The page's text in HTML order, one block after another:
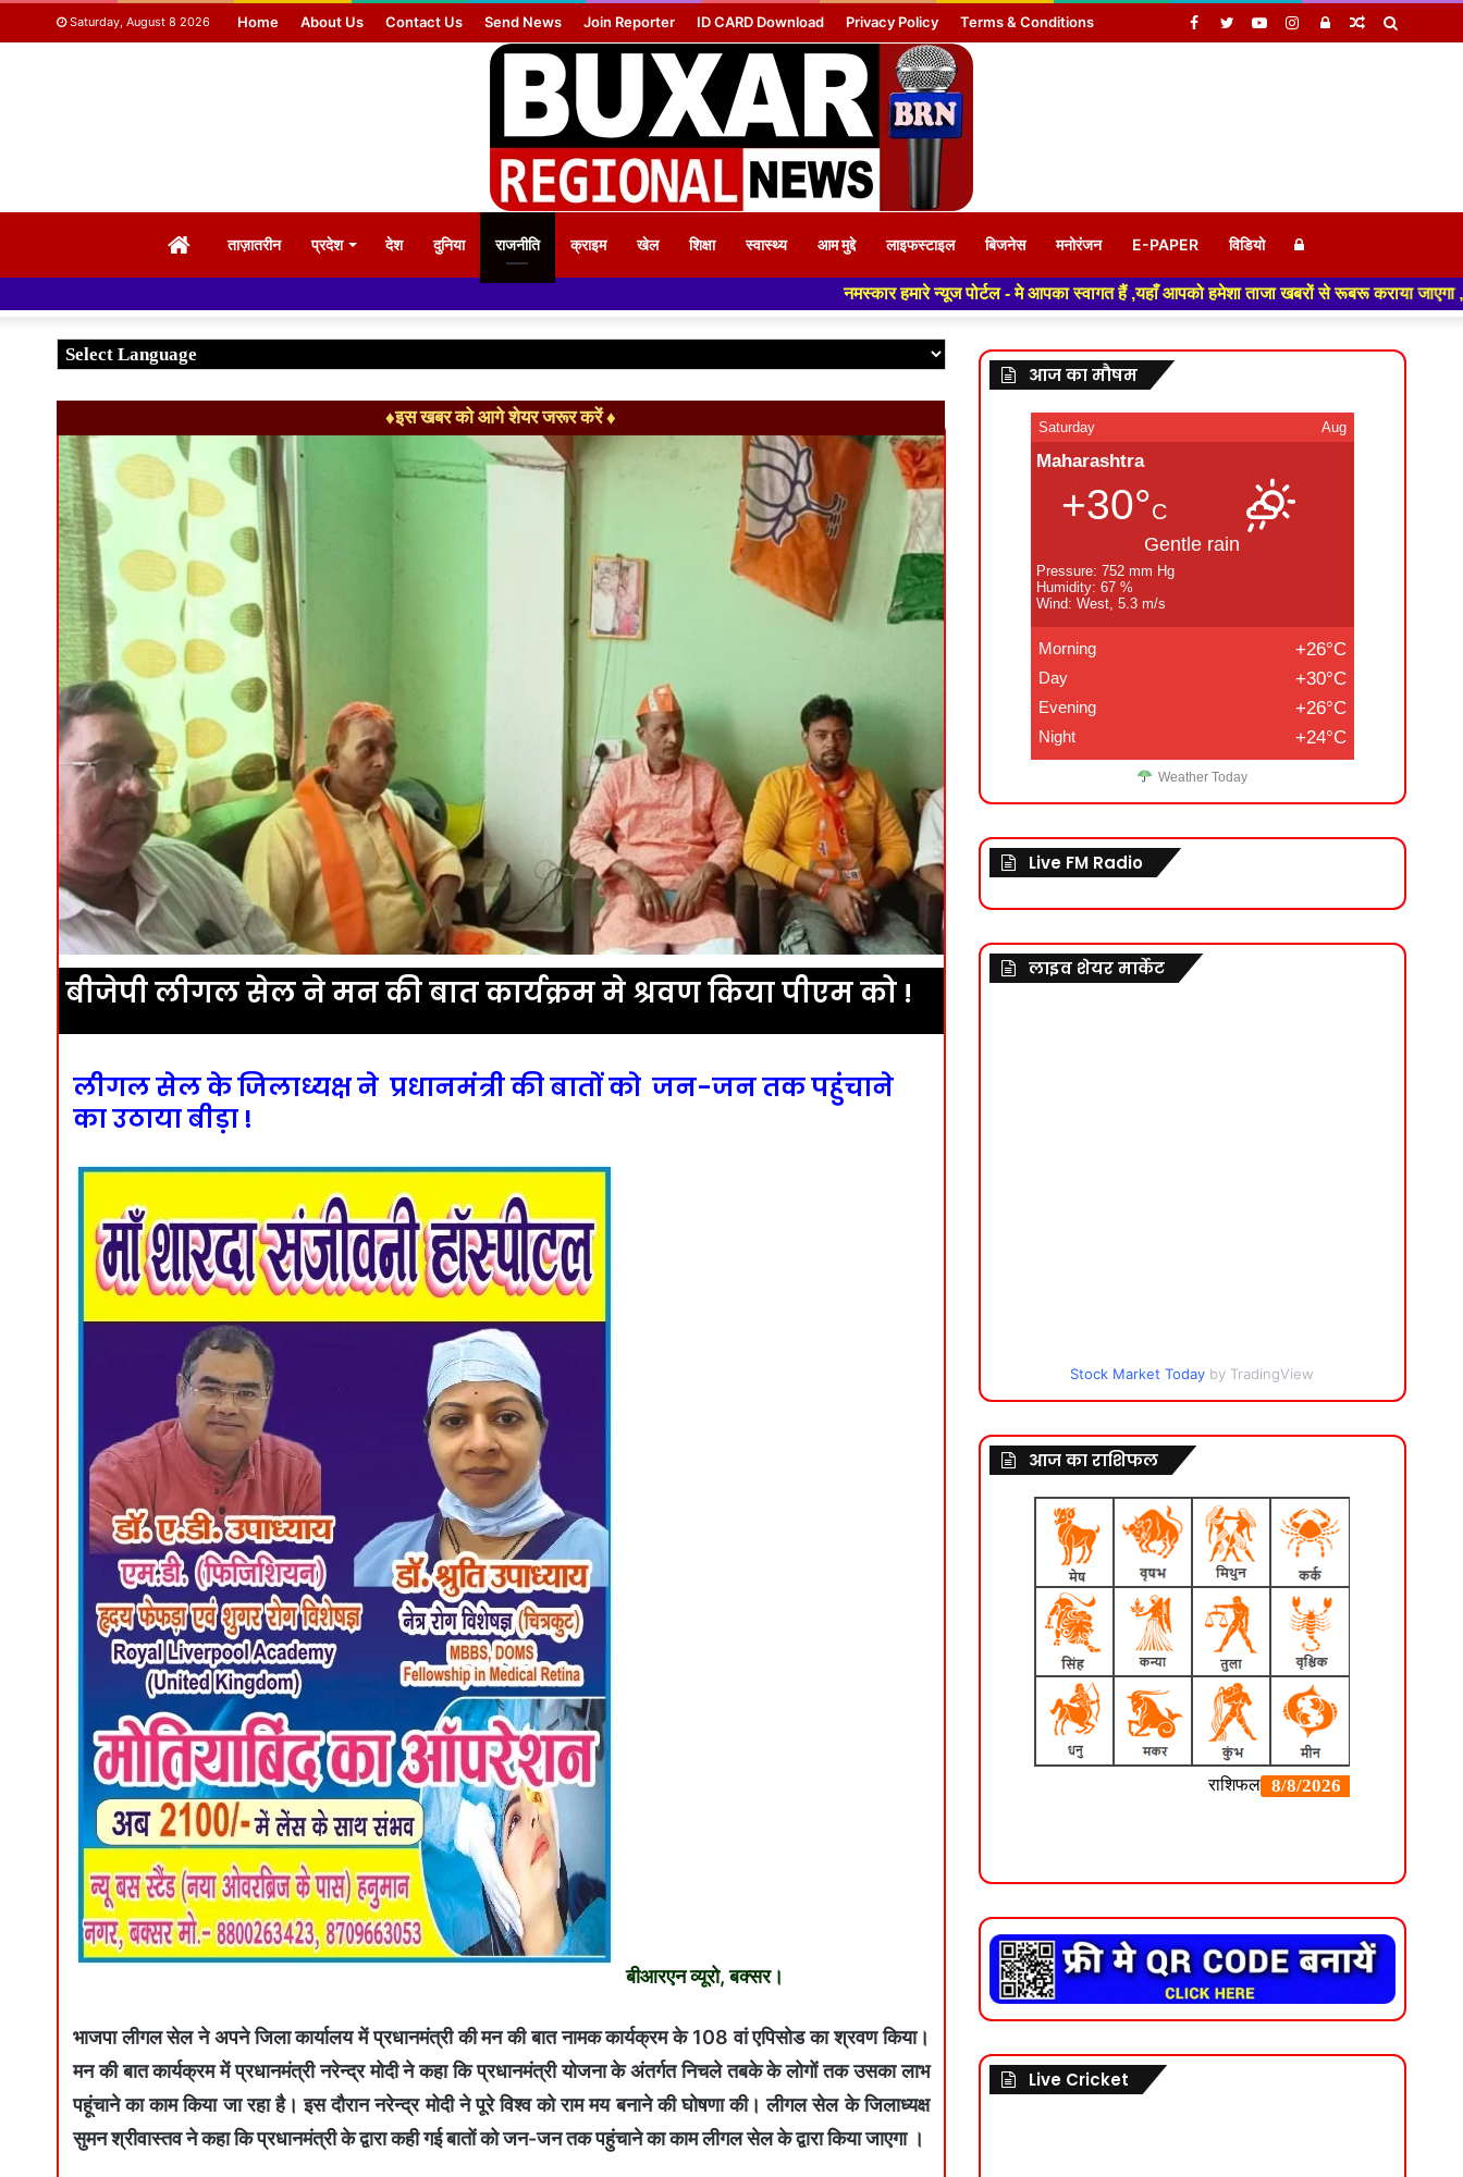
Saturday, August 8 2026 Home About Us Contact Us Send News Join Reporter ID CARD Download Privacy Policy Terms & Conditions Random
Log
Instagram
YouTube
Twitter
Facebook
HOMEताज़ातरीन प्रदेश देश दुनिया राजनीति क्राइम खेल शिक्षा स्वास्थ्य आम मुद्दे लाइफस्टाइल बिजनेस मनोरंजन E-PAPER विडियो Log
In
नमस्कार हमारे न्यूज पोर्टल - मे आपका स्वागत हैं ,यहाँ आपको हमेशा ताजा खबरों से रूबरू कराया जाएगा , खबर ओर विज्ञापन
♦इस खबर को आगे शेयर जरूर करें ♦
बीजेपी लीगल सेल ने मन की बात कार्यक्रम मे श्रवण किया पीएम को !
लीगल सेल के जिलाध्यक्ष ने प्रधानमंत्री की बातों को जन-जन तक पहुंचाने
का उठाया बीड़ा !
बीआरएन व्यूरो, बक्सर।
भाजपा लीगल सेल ने अपने जिला कार्यालय में प्रधानमंत्री की मन की बात नामक कार्यक्रम के 108 वां एपिसोड का श्रवण किया।
मन की बात कार्यक्रम में प्रधानमंत्री नरेन्द्र मोदी ने कहा कि प्रधानमंत्री योजना के अंतर्गत निचले तबके के लोगों तक उसका लाभ
पहूंचाने का काम किया जा रहा है। इस दौरान नरेन्द्र मोदी ने पूरे विश्व को राम मय बनाने की घोषणा की। लीगल सेल के जिलाध्यक्ष
सुमन श्रीवास्तव ने कहा कि प्रधानमंत्री के द्वारा कही गई बातों को जन-जन तक पहुंचाने का काम लीगल सेल के द्वारा किया जाएगा ।
आज का मौषम
Saturday Aug
Maharashtra
+30°C
Gentle rain
Pressure: 752 mm Hg
Humidity: 67 %
Wind: West, 5.3 m/s
Morning +26°C
Day +30°C
Evening +26°C
Night +24°C
Weather Today
Live FM Radio
लाइव शेयर मार्केट
Stock Market Today by TradingView
आज का राशिफल
Live Cricket